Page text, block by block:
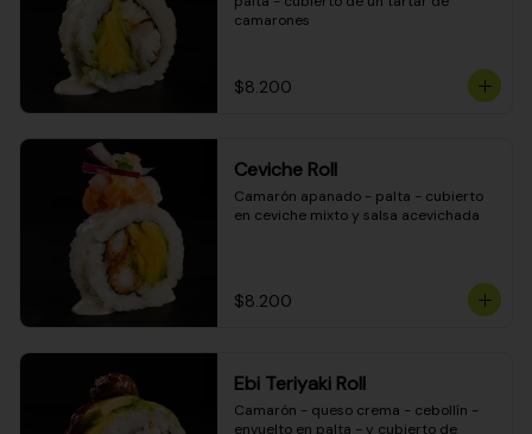
camarones
$8.200
Ceviche Roll
Camarón apanado - palta - cubierto
en ceviche mixto y salsa acevichada
$8.200
Ebi Teriyaki Roll
Camarón - queso crema - cebollín -
envuelto en palta - y cubierto de